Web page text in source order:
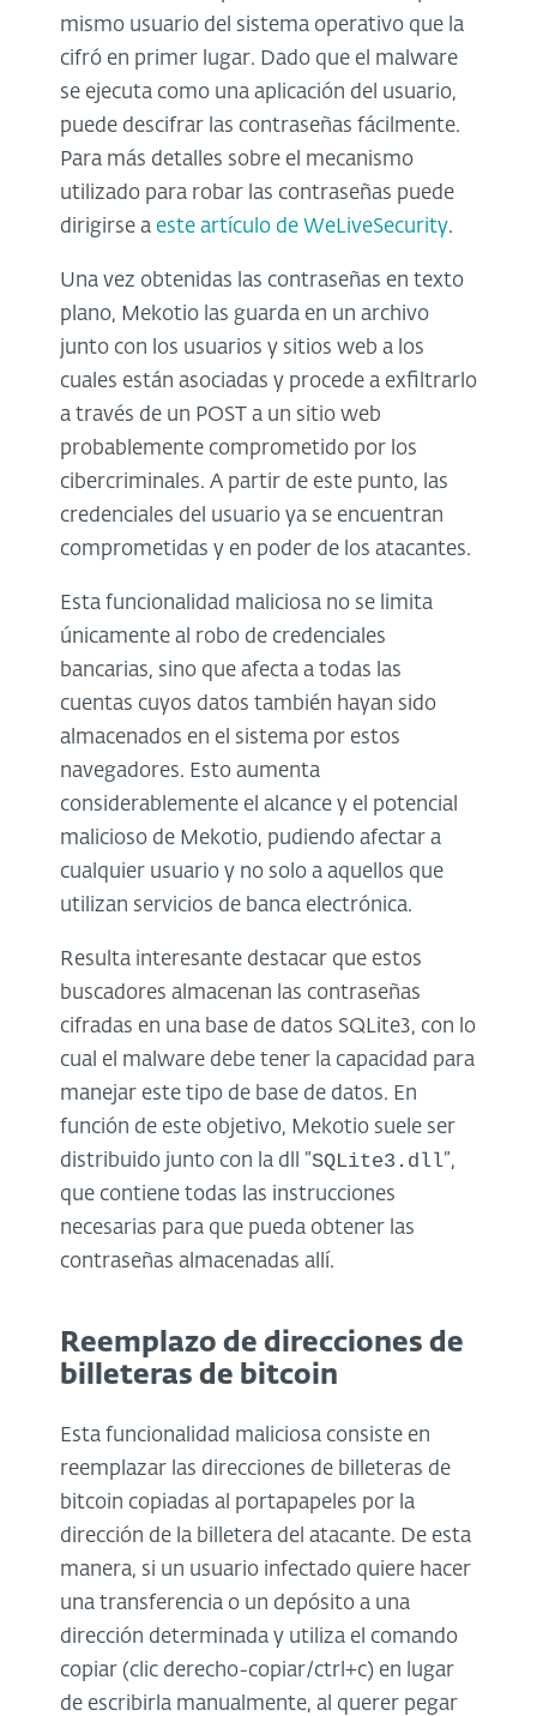
mismo usuario del sistema operativo que la
cifró en primer lugar. Dado que el malware
se ejecuta como una aplicación del usuario,
puede descifrar las contraseñas fácilmente.
Para más detalles sobre el mecanismo
utilizado para robar las contraseñas puede
dirigirse a este artículo de WeLiveSecurity.
Una vez obtenidas las contraseñas en texto
plano, Mekotio las guarda en un archivo
junto con los usuarios y sitios web a los
cuales están asociadas y procede a exfiltrarlo
a través de un POST a un sitio web
probablemente comprometido por los
cibercriminales. A partir de este punto, las
credenciales del usuario ya se encuentran
comprometidas y en poder de los atacantes.
Esta funcionalidad maliciosa no se limita
únicamente al robo de credenciales
bancarias, sino que afecta a todas las
cuentas cuyos datos también hayan sido
almacenados en el sistema por estos
navegadores. Esto aumenta
considerablemente el alcance y el potencial
malicioso de Mekotio, pudiendo afectar a
cualquier usuario y no solo a aquellos que
utilizan servicios de banca electrónica.
Resulta interesante destacar que estos
buscadores almacenan las contraseñas
cifradas en una base de datos SQLite3, con lo
cual el malware debe tener la capacidad para
manejar este tipo de base de datos. En
función de este objetivo, Mekotio suele ser
distribuido junto con la dll “SQLite3.dll”,
que contiene todas las instrucciones
necesarias para que pueda obtener las
contraseñas almacenadas allí.
Reemplazo de direcciones de
billeteras de bitcoin
Esta funcionalidad maliciosa consiste en
reemplazar las direcciones de billeteras de
bitcoin copiadas al portapapeles por la
dirección de la billetera del atacante. De esta
manera, si un usuario infectado quiere hacer
una transferencia o un depósito a una
dirección determinada y utiliza el comando
copiar (clic derecho-copiar/ctrl+c) en lugar
de escribirla manualmente, al querer pegar